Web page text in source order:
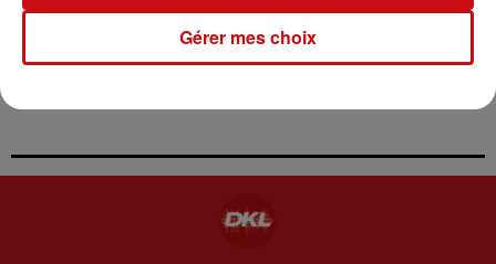
D'AUTRES ÉVÉNEMENTS QUI
POURRAIENT VOUS INTÉRESSER
Gérer mes choix